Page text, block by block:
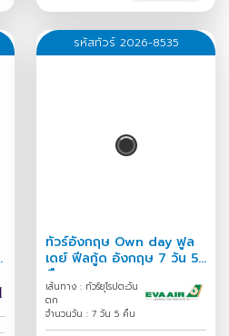
รหัสทัวร์ 2026-8535
ทัวร์อังกฤษ Own day ฟูล
เดย์ ฟีลกู้ด อังกฤษ 7 วัน 5
คืน
เส้นทาง : ทัวร์ยุโรปตะวัน
ตก
จำนวนวัน : 7 วัน 5 คืน